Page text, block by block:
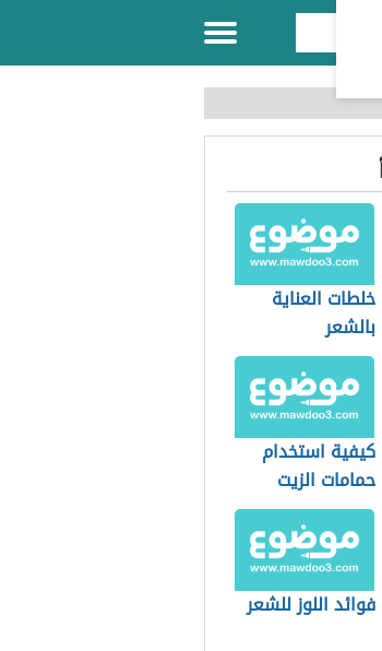
خلطات العناية
بالشعر
كيفية استخدام
حمامات الزيت
فوائد اللوز للشعر